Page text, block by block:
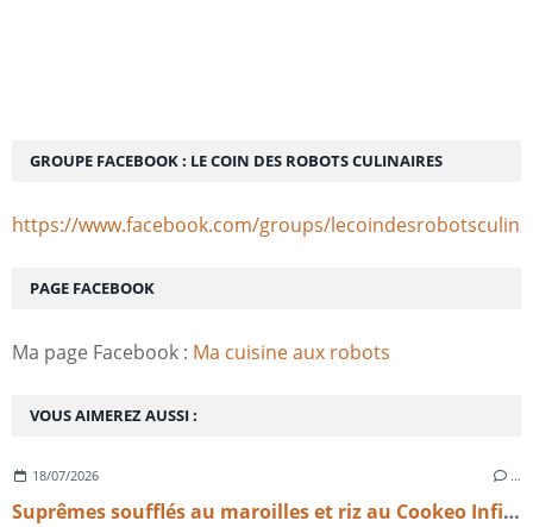
VOUS AIMEREZ AUSSI :
18/07/2026 …
Suprêmes soufflés au maroilles et riz au Cookeo Infinity​​​​​​​
PAGE FACEBOOK
Ma page Facebook : Ma cuisine aux robots
GROUPE FACEBOOK : LE COIN DES ROBOTS CULINAIRES
https://www.facebook.com/groups/